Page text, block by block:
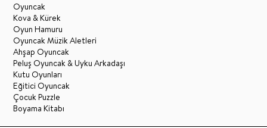
Oyuncak
Kova & Kürek
Oyun Hamuru
Oyuncak Müzik Aletleri
Ahşap Oyuncak
Peluş Oyuncak & Uyku Arkadaşı
Kutu Oyunları
Eğitici Oyuncak
Çocuk Puzzle
Boyama Kitabı